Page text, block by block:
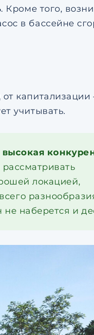
. Кроме того,
в бассейне
от капитализации
учитывать.
высокая
локацией,
не наберется и